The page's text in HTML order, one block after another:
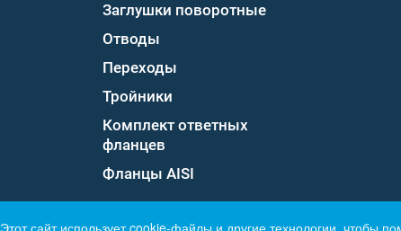
Заглушки поворотные
Отводы
Переходы
Тройники
Комплект ответных
фланцев
Фланцы AISI
Этот сайт использует cookie-файлы и другие технологии, чтобы